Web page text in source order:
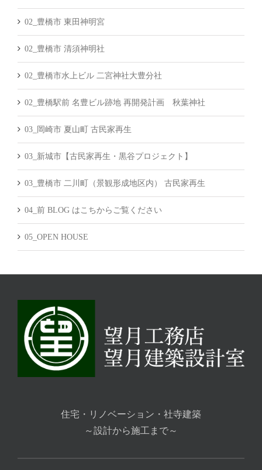
02_豊橋市 東田神明宮
02_豊橋市 清須神明社
02_豊橋市水上ビル 二宮神社大豊分社
02_豊橋駅前 名豊ビル跡地 再開発計画 秋葉神社
03_岡崎市 夏山町 古民家再生
03_新城市【古民家再生・黒谷プロジェクト】
03_豊橋市 二川町（景観形成地区内） 古民家再生
04_前 BLOG はこちからご覧ください
05_OPEN HOUSE
住宅・リノベーション・社寺建築
～設計から施工まで～